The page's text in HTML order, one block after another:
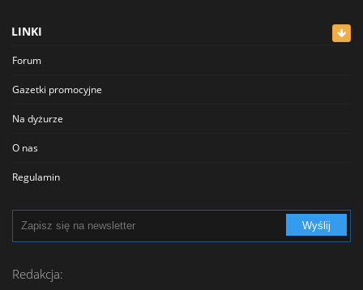
Turystyka - Wypoczynek
Usługi
LINKI
Forum
Gazetki promocyjne
Na dyżurze
O nas
Regulamin
Cennik
Wyślij
Redakcja: